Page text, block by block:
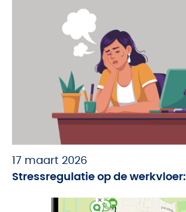
17 maart 2026
Stressregulatie op de werkvloer: